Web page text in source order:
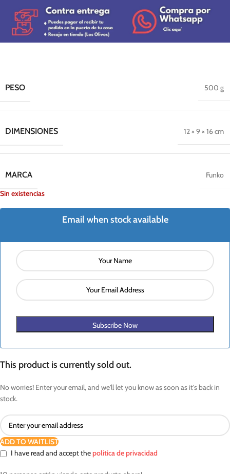
PESO 500 g
DIMENSIONES 12 × 9 × 16 cm
MARCA
Funko
Sin existencias
Email when stock available
Subscribe Now
This product is currently sold out.
No worries! Enter your email, and we'll let you know as soon as it's back in
stock.
ADD TO WAITLIST
I have read and accept thepolítica de privacidad